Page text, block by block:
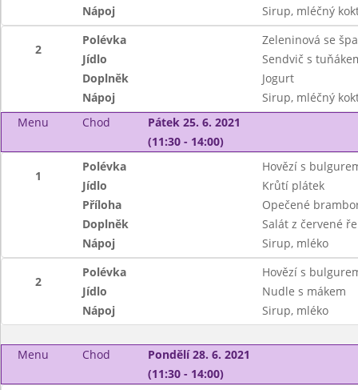
Nápoj
Sirup, mléčný
2
Polévka
Zeleninová se
Jídlo
Sendvič s
Doplněk
Jogurt
Nápoj
Sirup, mléčný
Menu
Chod
Pátek 25. 6. 2021
(11:30 - 14:00)
1
Polévka
Hovězí s
Jídlo
Krůtí plátek
Příloha
Opečené
Doplněk
Salát z červené
Nápoj
Sirup, mléko
2
Polévka
Hovězí s
Jídlo
Nudle s mákem
Nápoj
Sirup, mléko
Menu Chod
Pondělí 28. 6. 2021
(11:30 - 14:00)